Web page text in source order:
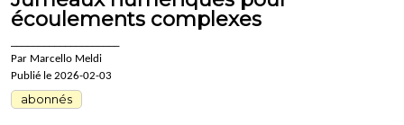
écoulements complexes
Par Marcello Meldi
Publié le 2026-02-03
abonnés